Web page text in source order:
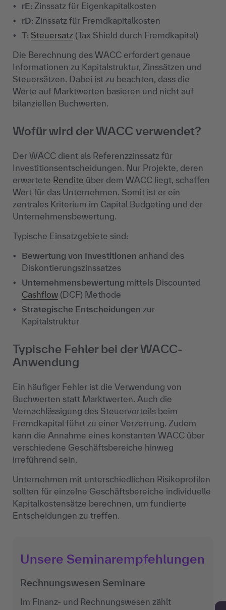
rE: Zinssatz für Eigenkapitalkosten
rD: Zinssatz für Fremdkapitalkosten
T: Steuersatz (Tax Shield durch Fremdkapital)
Die Berechnung des WACC erfordert genaue
Informationen zu Kapitalstruktur, Zinssätzen und
Steuersätzen. Dabei ist zu beachten, dass die
Werte auf Marktwerten basieren und nicht auf
bilanziellen Buchwerten.
Wofür wird der WACC verwendet?
Der WACC dient als Referenzzinssatz für
Investitionsentscheidungen. Nur Projekte, deren
erwartete Rendite über dem WACC liegt, schaffen
Wert für das Unternehmen. Somit ist er ein
zentrales Kriterium im Capital Budgeting und der
Unternehmensbewertung.
Typische Einsatzgebiete sind:
Bewertung von Investitionen anhand des
Diskontierungszinssatzes
Unternehmensbewertung mittels Discounted
Cashflow (DCF) Methode
Strategische Entscheidungen zur
Kapitalstruktur
Typische Fehler bei der WACC-
Anwendung
Ein häufiger Fehler ist die Verwendung von
Buchwerten statt Marktwerten. Auch die
Vernachlässigung des Steuervorteils beim
Fremdkapital führt zu einer Verzerrung. Zudem
kann die Annahme eines konstanten WACC über
verschiedene Geschäftsbereiche hinweg
irreführend sein.
Unternehmen mit unterschiedlichen Risikoprofilen
sollten für einzelne Geschäftsbereiche individuelle
Kapitalkostensätze berechnen, um fundierte
Entscheidungen zu treffen.
Unsere Seminarempfehlungen
Rechnungswesen Seminare
Im Finanz- und Rechnungswesen zählt